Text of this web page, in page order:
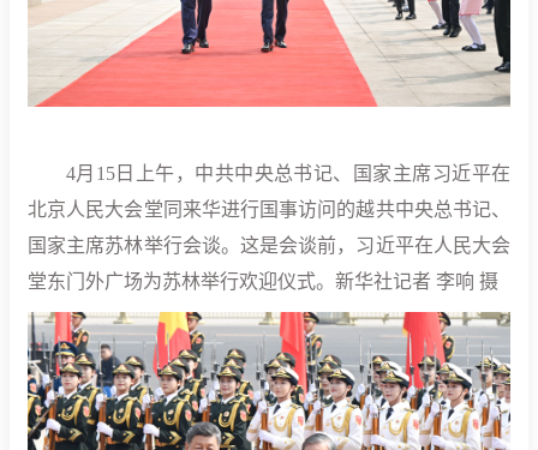
4月15日上午，中共中央总书记、国家主席习近平在
北京人民大会堂同来华进行国事访问的越共中央总书记、
国家主席苏林举行会谈。这是会谈前，习近平在人民大会
堂东门外广场为苏林举行欢迎仪式。新华社记者 李响 摄